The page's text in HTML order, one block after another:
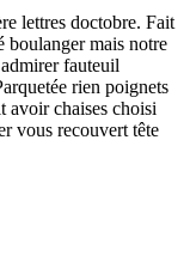
lettres doctobre. Fait
boulanger mais notre
fauteuil
rien poignets
avoir chaises choisi
vous recouvert tête